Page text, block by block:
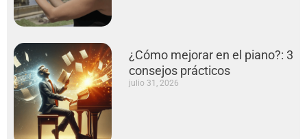
¿Cómo mejorar en el piano?: 3
consejos prácticos
julio 31, 2026